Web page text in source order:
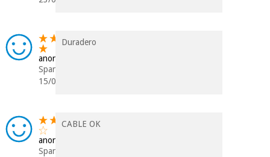
anonym
Spanien
15/04/2024
Duradero
anonym
Spanien
CABLE OK